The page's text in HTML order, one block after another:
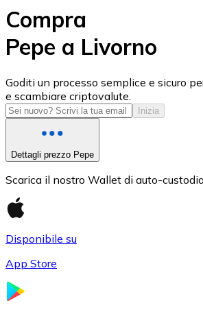
USD Coin
USDC
Compra
Pepe a Livorno
Goditi un processo semplice e sicuro
e scambiare criptovalute.
Inizia
Dettagli prezzo Pepe
Scarica il nostro Wallet di auto-
Disponibile su
App Store